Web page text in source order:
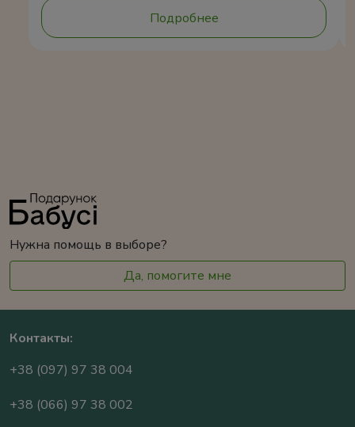
Подробнее
Нужна помощь в выборе?
Да, помогите мне
Контакты:
+38 (097) 97 38 004
+38 (066) 97 38 002